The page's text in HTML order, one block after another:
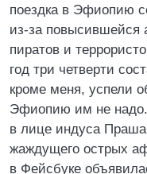
поездка в Эфиопию
из-за повысившейся
пиратов и
год три четверти
кроме меня, успели
Эфиопию им не надо.
в лице индуса
жаждущего острых
в Фейсбуке